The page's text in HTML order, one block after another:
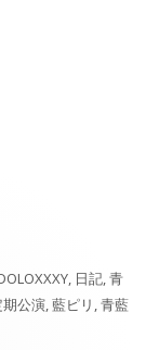
, 日記,青
公演,藍ピリ ,青藍